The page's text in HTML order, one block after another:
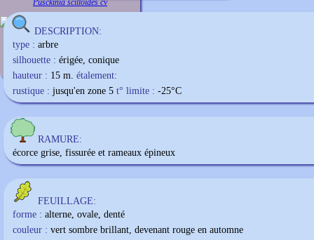
Pusckinia scilloides cv
DESCRIPTION:
type : arbre
silhouette : érigée, conique
hauteur : 15 m. étalement:
rustique : jusqu'en zone 5 t° limite : -25°C
RAMURE:
écorce grise, fissurée et rameaux épineux
FEUILLAGE:
forme : alterne, ovale, denté
couleur : vert sombre brillant, devenant rouge en automne